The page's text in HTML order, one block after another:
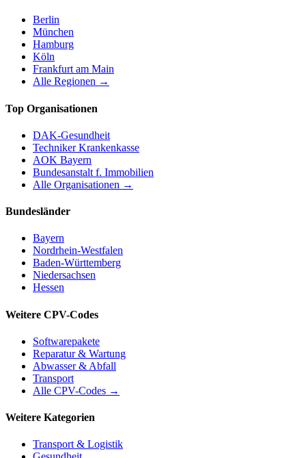
Berlin
München
Hamburg
Köln
Frankfurt am Main
Alle Regionen →
Top Organisationen
DAK-Gesundheit
Techniker Krankenkasse
AOK Bayern
Bundesanstalt f. Immobilien
Alle Organisationen →
Bundesländer
Bayern
Nordrhein-Westfalen
Baden-Württemberg
Niedersachsen
Hessen
Weitere CPV-Codes
Softwarepakete
Reparatur & Wartung
Abwasser & Abfall
Transport
Alle CPV-Codes →
Weitere Kategorien
Transport & Logistik